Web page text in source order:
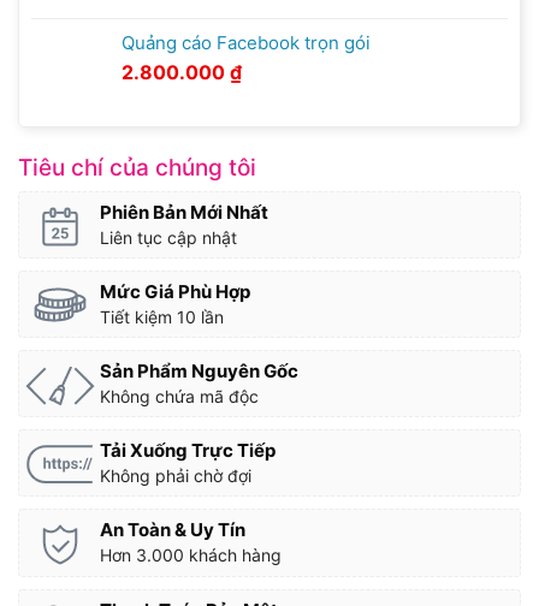
Quảng cáo Facebook trọn gói
2.800.000 ₫
Tiêu chí của chúng tôi
Phiên Bản Mới Nhất
Liên tục cập nhật
Mức Giá Phù Hợp
Tiết kiệm 10 lần
Sản Phẩm Nguyên Gốc
Không chứa mã độc
Tải Xuống Trực Tiếp
Không phải chờ đợi
An Toàn & Uy Tín
Hơn 3.000 khách hàng